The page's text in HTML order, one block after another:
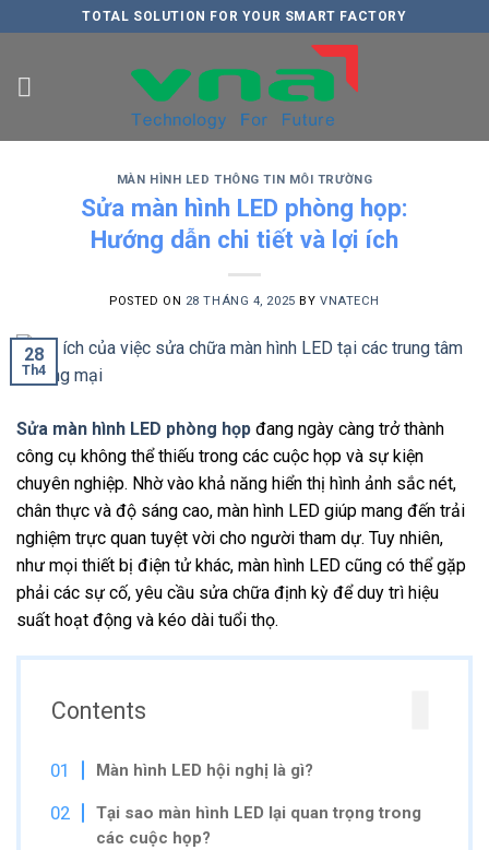
to
TOTAL SOLUTION FOR YOUR SMART FACTORY
MÀN HÌNH LED THÔNG TIN MÔI TRƯỜNG
Sửa màn hình LED phòng họp:
Hướng dẫn chi tiết và lợi ích
POSTED ON 28 THÁNG 4, 2025 BY VNATECH
28
Th4
Sửa màn hình LED phòng họp đang ngày càng trở thành
công cụ không thể thiếu trong các cuộc họp và sự kiện
chuyên nghiệp. Nhờ vào khả năng hiển thị hình ảnh sắc nét,
chân thực và độ sáng cao, màn hình LED giúp mang đến trải
nghiệm trực quan tuyệt vời cho người tham dự. Tuy nhiên,
như mọi thiết bị điện tử khác, màn hình LED cũng có thể gặp
phải các sự cố, yêu cầu sửa chữa định kỳ để duy trì hiệu
suất hoạt động và kéo dài tuổi thọ.
Contents
Màn hình LED hội nghị là gì?
Tại sao màn hình LED lại quan trọng trong
các cuộc họp?